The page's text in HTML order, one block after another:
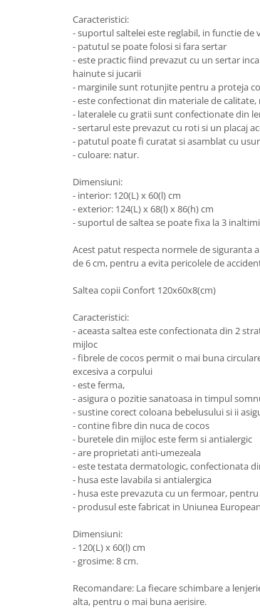
Porti de siguranta
Dulap si cutii jucarii
Sac de dormit copii
Leagane & balansoare & sezlonguri
Covorase de joaca
Carusele patut
Lampi de veghe
Mobilier Birou
Saltele de infasat
Scaun masa copii
Biciclete copii cu roti 12 inch (3-6
Biciclete copii cu roti 14 inch (3-7
Biciclete copii cu roti 16 inch (4-9
Biciclete copii cu roti 20 inch
Biciclete cu roti 24 inch
Biciclete cu roti 26 inch
Biciclete cu roti 27 inch
Triciclete copii si adulti
Trotinete copii si adulti
Biciclete fara pedale
Karturi si masinute cu pedale
Caracteristici:
- suportul saltelei este reglabil, in functie de
- patutul se poate folosi si fara sertar
- este practic fiind prevazut cu un sertar
hainute si jucarii
- marginile sunt rotunjite pentru a proteja
- este confectionat din materiale de
- lateralele cu gratii sunt confectionate din
- sertarul este prevazut cu roti si un placaj
- patutul poate fi curatat si asamblat cu
- culoare: natur.
Dimensiuni:
- interior: 120(L) x 60(l) cm
- exterior: 124(L) x 68(l) x 86(h) cm
- suportul de saltea se poate fixa la 3
Acest patut respecta normele de siguranta
de 6 cm, pentru a evita pericolele de
Saltea copii Confort 120x60x8(cm)
Caracteristici:
- aceasta saltea este confectionata din 2
mijloc
- fibrele de cocos permit o mai buna
excesiva a corpului
- este ferma,
- asigura o pozitie sanatoasa in timpul
- sustine corect coloana bebelusului si ii
- contine fibre din nuca de cocos
- buretele din mijloc este ferm si antialergic
- are proprietati anti-umezeala
- este testata dermatologic, confectionata
- husa este lavabila si antialergica
- husa este prevazuta cu un fermoar,
- produsul este fabricat in Uniunea
Dimensiuni:
- 120(L) x 60(l) cm
- grosime: 8 cm.
Recomandare: La fiecare schimbare a
alta, pentru o mai buna aerisire.